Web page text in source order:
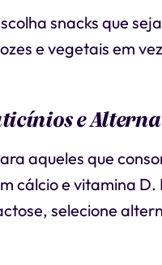
snacks que
e vegetais em
e
aqueles que
cálcio e vitamina D.
selecione